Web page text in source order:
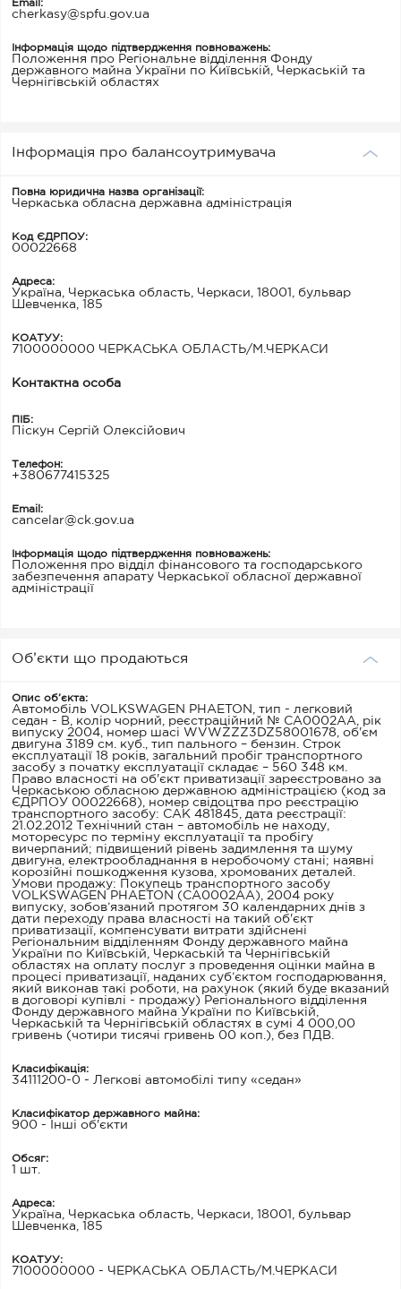
Email:
cherkasy@spfu.gov.ua
Інформація щодо підтвердження повноважень:
Положення про Регіональне відділення Фонду
державного майна України по Київській, Черкаській та
Чернігівській областях
Інформація про балансоутримувача
Повна юридична назва організації:
Черкаська обласна державна адміністрація
Код ЄДРПОУ:
00022668
Адреса:
Україна, Черкаська область, Черкаси, 18001, бульвар
Шевченка, 185
КОАТУУ:
7100000000 ЧЕРКАСЬКА ОБЛАСТЬ/М.ЧЕРКАСИ
Контактна особа
ПІБ:
Піскун Сергій Олексійович
Телефон:
+380677415325
Email:
cancelar@ck.gov.ua
Інформація щодо підтвердження повноважень:
Положення про відділ фінансового та господарського
забезпечення апарату Черкаської обласної державної
адміністрації
Об’єкти що продаються
Опис об’єкта:
Автомобіль VOLKSWAGEN PHAETON, тип - легковий
седан - В, колір чорний, реєстраційний № СА0002АА, рік
випуску 2004, номер шасі WVWZZZ3DZ58001678, об'єм
двигуна 3189 см. куб., тип пального – бензин. Строк
експлуатації 18 років, загальний пробіг транспортного
засобу з початку експлуатації складає – 560 348 км.
Право власності на об'єкт приватизації зареєстровано за
Черкаською обласною державною адміністрацією (код за
ЄДРПОУ 00022668), номер свідоцтва про реєстрацію
транспортного засобу: САК 481845, дата реєстрації:
21.02.2012 Технічний стан – автомобіль не находу,
моторесурс по терміну експлуатації та пробігу
вичерпаний; підвищений рівень задимлення та шуму
двигуна, електрообладнання в неробочому стані; наявні
корозійні пошкодження кузова, хромованих деталей.
Умови продажу: Покупець транспортного засобу
VOLKSWAGEN PHAETON (СА0002АА), 2004 року
випуску, зобов’язаний протягом 30 календарних днів з
дати переходу права власності на такий об'єкт
приватизації, компенсувати витрати здійснені
Регіональним відділенням Фонду державного майна
України по Київській, Черкаській та Чернігівській
областях на оплату послуг з проведення оцінки майна в
процесі приватизації, наданих суб’єктом господарювання,
який виконав такі роботи, на рахунок (який буде вказаний
в договорі купівлі - продажу) Регіонального відділення
Фонду державного майна України по Київській,
Черкаській та Чернігівській областях в сумі 4 000,00
гривень (чотири тисячі гривень 00 коп.), без ПДВ.
Класифікація:
34111200-0 - Легкові автомобілі типу «седан»
Класифікатор державного майна:
900 - Інші об'єкти
Обсяг:
1 шт.
Адреса:
Україна, Черкаська область, Черкаси, 18001, бульвар
Шевченка, 185
КОАТУУ:
7100000000 - ЧЕРКАСЬКА ОБЛАСТЬ/М.ЧЕРКАСИ